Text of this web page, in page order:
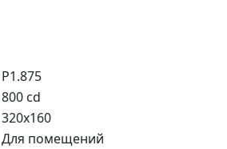
P1.875
800 cd
320x160
Для помещений